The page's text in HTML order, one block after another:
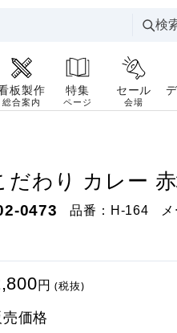
検
板製作
総合案内
特集
ページ
セール
会場
だわり カレー
0473 品番： H-164
円(税抜)
価格